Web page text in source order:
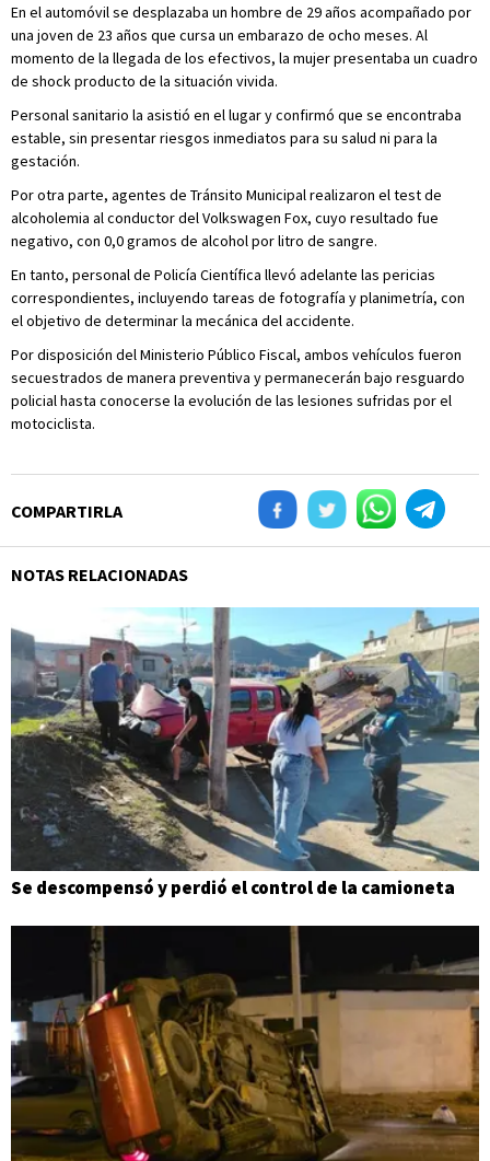
En el automóvil se desplazaba un hombre de 29 años acompañado por
una joven de 23 años que cursa un embarazo de ocho meses. Al
momento de la llegada de los efectivos, la mujer presentaba un cuadro
de shock producto de la situación vivida.
Personal sanitario la asistió en el lugar y confirmó que se encontraba
estable, sin presentar riesgos inmediatos para su salud ni para la
gestación.
Por otra parte, agentes de Tránsito Municipal realizaron el test de
alcoholemia al conductor del Volkswagen Fox, cuyo resultado fue
negativo, con 0,0 gramos de alcohol por litro de sangre.
En tanto, personal de Policía Científica llevó adelante las pericias
correspondientes, incluyendo tareas de fotografía y planimetría, con
el objetivo de determinar la mecánica del accidente.
Por disposición del Ministerio Público Fiscal, ambos vehículos fueron
secuestrados de manera preventiva y permanecerán bajo resguardo
policial hasta conocerse la evolución de las lesiones sufridas por el
motociclista.
COMPARTIRLA
NOTAS RELACIONADAS
Se descompensó y perdió el control de la camioneta